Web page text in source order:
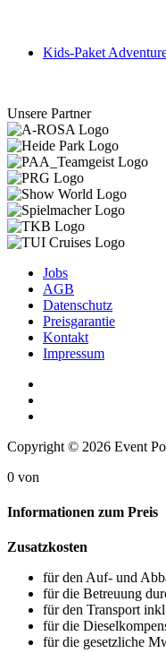
Kids-Paket
Unsere Partner
Jobs
AGB
Datenschutz
Preisgarantie
Kontakt
Impressum
Copyright © 2026 Event
0 von
Informationen zum Preis
Zusatzkosten
für den Auf- und
für die Betreuung
für den Transport
für die
für die gesetzliche